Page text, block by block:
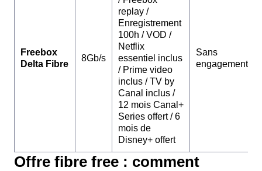
Freebox
Delta Fibre
8Gb/s
replay /
Enregistrement
100h / VOD /
Netflix
essentiel inclus
/ Prime video
inclus / TV by
Canal inclus /
12 mois Canal+
Series offert / 6
mois de
Disney+ offert
Sans
engagement
Offre fibre free : comment